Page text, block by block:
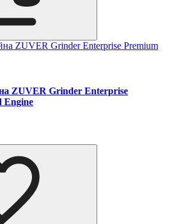
ZUVER Grinder Enterprise
Engine